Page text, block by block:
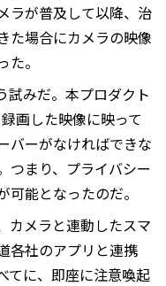
ラが普及して以降、治
た場合にカメラの映像
。
試みだ。本プロダクト
画した映像に映って
バーがなければできな
つまり、プライバシー
能となったのだ。
カメラと連動したスマ
各社のアプリと連携
てに、即座に注意喚起